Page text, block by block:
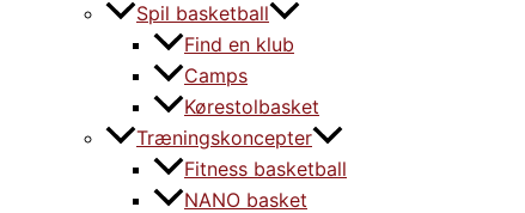
Spil basketball
Find en klub
Camps
Kørestolbasket
Træningskoncepter
Fitness basketball
NANO basket